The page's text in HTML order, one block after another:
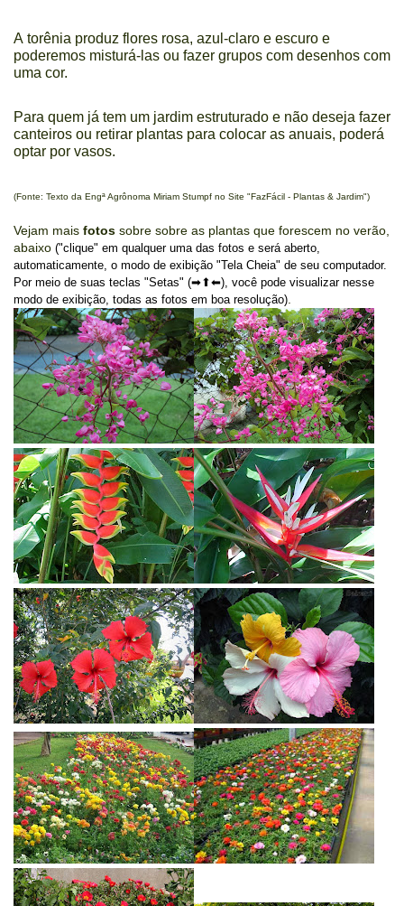
A torênia produz flores rosa, azul-claro e escuro e
poderemos misturá-las ou fazer grupos com desenhos com
uma cor.
Para quem já tem um jardim estruturado e não deseja fazer
canteiros ou retirar plantas para colocar as anuais, poderá
optar por vasos.
(Fonte: Texto da Engª Agrônoma Miriam Stumpf no Site "FazFácil - Plantas & Jardim")
Vejam mais fotos sobre sobre as plantas que forescem no verão,
abaixo ("clique" em qualquer uma das fotos e será aberto,
automaticamente, o modo de exibição "Tela Cheia" de seu computador.
Por meio de suas teclas "Setas" (➡⬆⬅), você pode visualizar nesse
modo de exibição, todas as fotos em boa resolução)